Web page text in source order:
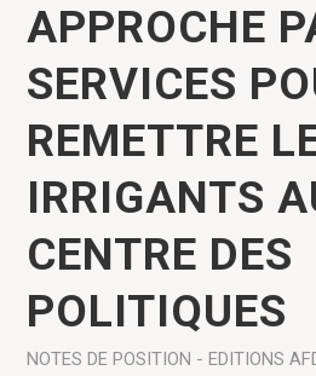
APPROCHE
SERVICES
REMETTRE
IRRIGANTS
CENTRE DES
POLITIQUES
NOTES DE POSITION - EDITIONS